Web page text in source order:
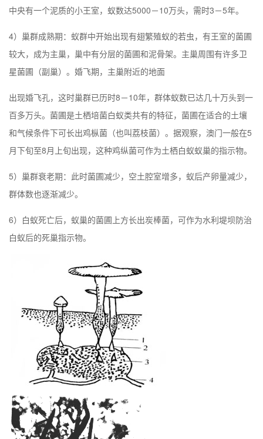
中央有一个泥质的小王室，蚁数达5000－10万头，需时3－5年。
4）巢群成熟期：蚁群中开始出现有翅繁殖蚁的若虫，有王室的菌圃
较大，成为主巢，巢中有分层的菌圃和泥骨架。主巢周围有许多卫
星菌圃（副巢）。婚飞期，主巢附近的地面
出现婚飞孔，这时巢群已历时8－10年，群体蚁数已达几十万头到一
百多万头。菌圃是土栖培菌白蚁类共有的特征，菌圃在适合的土壤
和气候条件下可长出鸡枞菌（也叫荔枝菌）。据观察， 澳门一般在5
月下旬至8月上旬出现，这种鸡纵菌可作为土栖白蚁蚁巢的指示物。
5）巢群衰老期：此时菌圃减少，空土腔室增多，蚁后产卵量减少，
群体数也逐渐减少。
6）白蚁死亡后，蚁巢的菌圃上方长出炭棒菌，可作为水利堤坝防治
白蚁后的死巢指示物。